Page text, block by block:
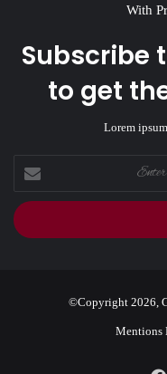
With
Subscribe
to get
Lorem
your
Email
address
©Copyright 2026,
Mentions